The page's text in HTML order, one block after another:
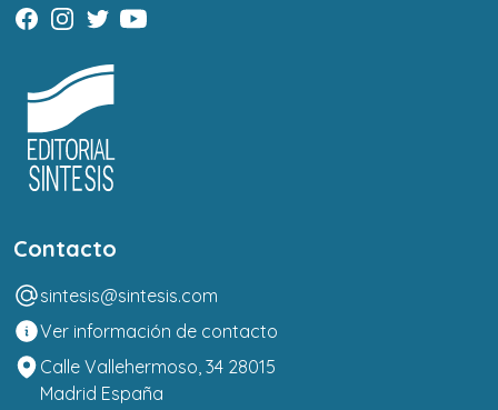
Contacto
sintesis@sintesis.com
Ver información de contacto
Calle Vallehermoso, 34 28015
Madrid España